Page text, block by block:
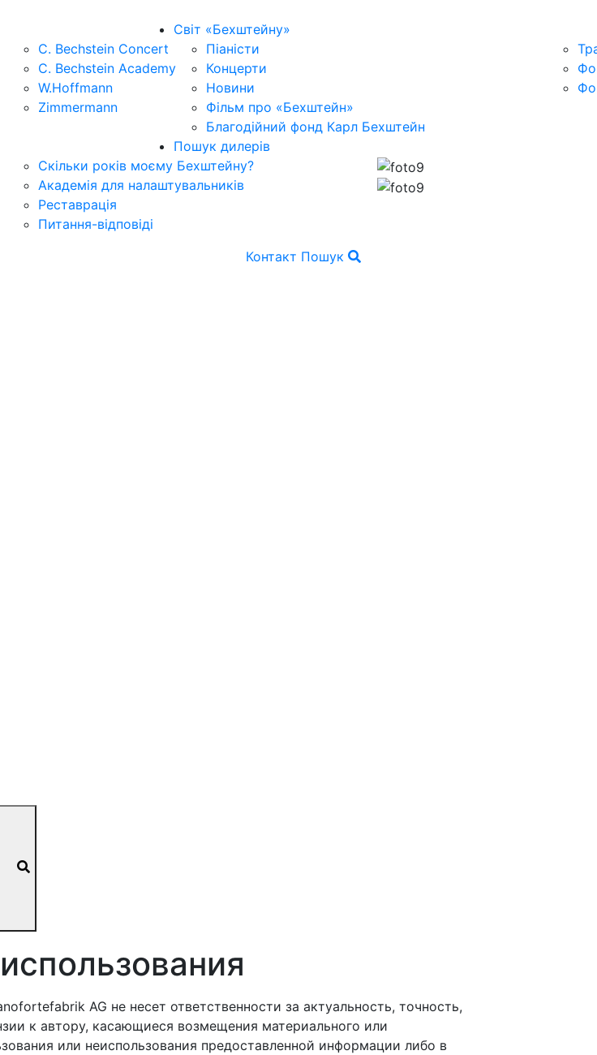
C. Bechstein Concert
C. Bechstein Academy
W.Hoffmann
Zimmermann
Скільки років моєму Бехштейну?
Академія для налаштувальників
Реставрація
Питання-відповіді
Світ «Бехштейну»
Піаністи
Концерти
Новини
Фільм про «Бехштейн»
Благодійний фонд Карл Бехштейн
Пошук дилерів
Контакт Пошук
AG не несет ответственности за актуальность, точность,
к автору, касающиеся возмещения материального или
или неиспользования предоставленной информации либо в